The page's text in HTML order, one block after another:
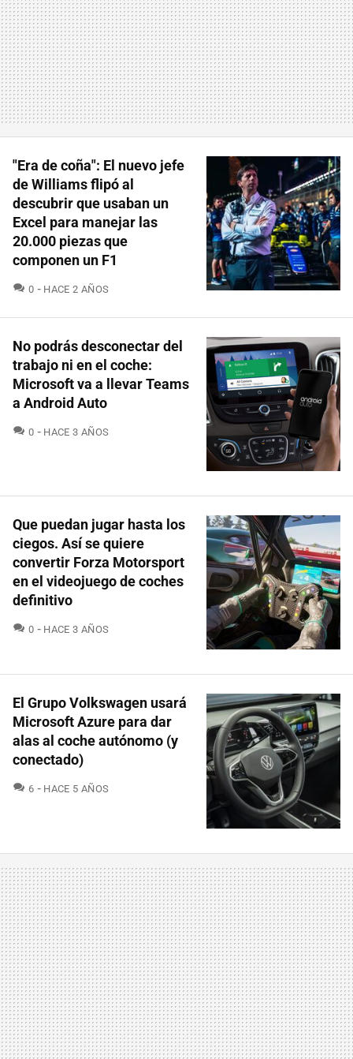
"Era de coña": El nuevo jefe
de Williams flipó al
descubrir que usaban un
Excel para manejar las
20.000 piezas que
componen un F1
0 COMENTARIOS
HACE 2 AÑOS
No podrás desconectar del
trabajo ni en el coche:
Microsoft va a llevar Teams
a Android Auto
0 COMENTARIOS
HACE 3 AÑOS
Que puedan jugar hasta los
ciegos. Así se quiere
convertir Forza Motorsport
en el videojuego de coches
definitivo
0 COMENTARIOS
HACE 3 AÑOS
El Grupo Volkswagen usará
Microsoft Azure para dar
alas al coche autónomo (y
conectado)
6 COMENTARIOS
HACE 5 AÑOS